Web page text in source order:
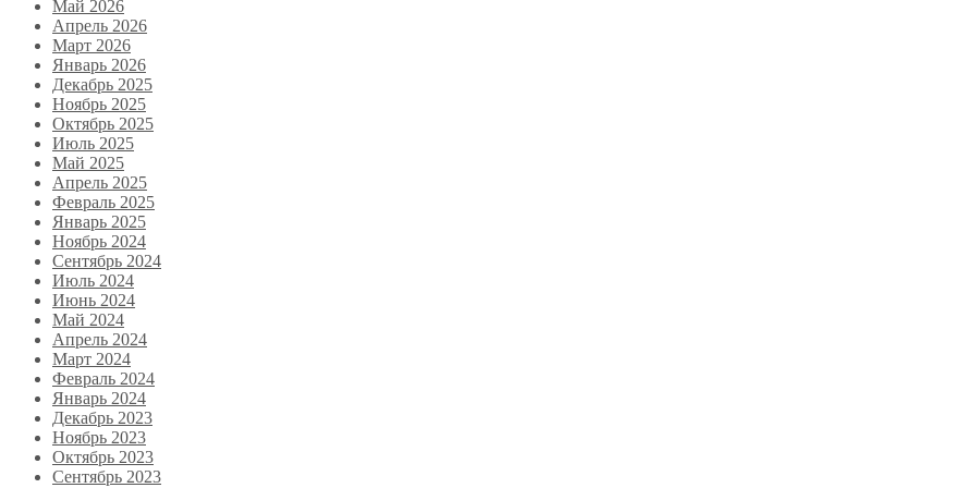
Май 2026
Апрель 2026
Март 2026
Январь 2026
Декабрь 2025
Ноябрь 2025
Октябрь 2025
Июль 2025
Май 2025
Апрель 2025
Февраль 2025
Январь 2025
Ноябрь 2024
Сентябрь 2024
Июль 2024
Июнь 2024
Май 2024
Апрель 2024
Март 2024
Февраль 2024
Январь 2024
Декабрь 2023
Ноябрь 2023
Октябрь 2023
Сентябрь 2023